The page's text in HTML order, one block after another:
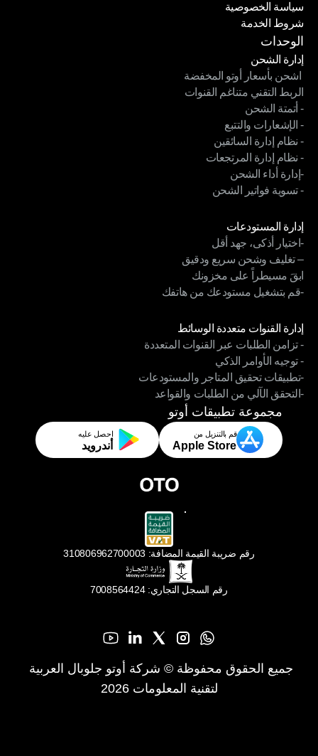
وجهات الشحن
سياسة الخصوصية
سياسة الخصوصية
شروط الخدمة
شروط الخدمة
الوحدات
إدارة الشحن
إدارة الشحن
اشحن بأسعار أوتو المخفضة
اشحن بأسعار أوتو المخفضة
الربط التقني متناغم القنوات
الربط التقني متناغم القنوات
- أتمتة الشحن
- أتمتة الشحن
- الإشعارات والتتبع
- الإشعارات والتتبع
- نظام إدارة السائقين
- نظام إدارة السائقين
- نظام إدارة المرتجعات
- نظام إدارة المرتجعات
-إدارة أداء الشحن
-إدارة أداء الشحن
- تسوية فواتير الشحن
إدارة المستودعات
إدارة المستودعات
-اختيار أذكى، جهد أقل
-اختيار أذكى، جهد أقل
– تغليف وشحن سريع ودقيق
– تغليف وشحن سريع ودقيق
ابقَ مسيطراً على مخزونك
ابقَ مسيطراً على مخزونك
-قم بتشغيل مستودعك من هاتفك
إدارة القنوات متعددة الوسائط
إدارة القنوات متعددة الوسائط
- تزامن الطلبات عبر القنوات المتعددة
- تزامن الطلبات عبر القنوات المتعددة
- توجيه الأوامر الذكي
- توجيه الأوامر الذكي
-تطبيقات تحقيق المتاجر والمستودعات
-تطبيقات تحقيق المتاجر والمستودعات
-التحقق الآلي من الطلبات والقواعد
-التحقق الآلي من الطلبات والقواعد
مجموعة تطبيقات أوتو
قم بالتنزيل من
Apple Store
احصل عليه
أندرويد
رقم ضريبة القيمة المضافة: 310806962700003
رقم السجل التجاري: 7008564424
لتقنية المعلومات 2026